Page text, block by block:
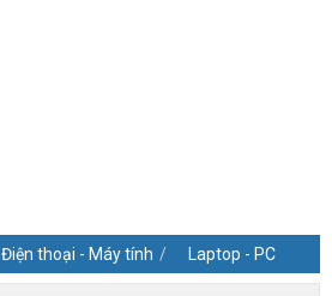
Điện thoại - Máy tính Laptop - PC